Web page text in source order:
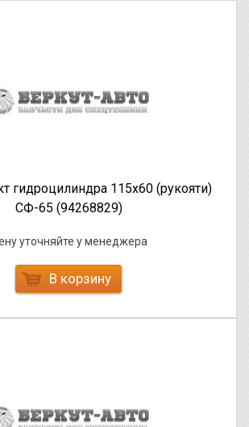
гидроцилиндра 115х60 (рукояти)
СФ-65 (94268829)
уточняйте у менеджера
В корзину